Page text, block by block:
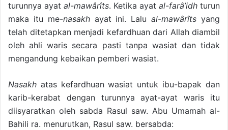
turunnya ayat al-mawârîts. Ketika ayat al-farâ’idh turun
maka itu me-nasakhayat ini. Lalual-mawârîts yang
telah ditetapkan menjadi kefardhuan dari Allah diambil
oleh ahli waris secara pasti tanpa wasiat dan tidak
mengandung kebaikan pemberi wasiat.
Nasakh atas kefardhuan wasiat untuk ibu-bapak dan
karib-kerabat dengan turunnya ayat-ayat waris itu
diisyaratkan oleh sabda Rasul saw. Abu Umamah al-
Bahili ra. menurutkan, Rasul saw. bersabda: